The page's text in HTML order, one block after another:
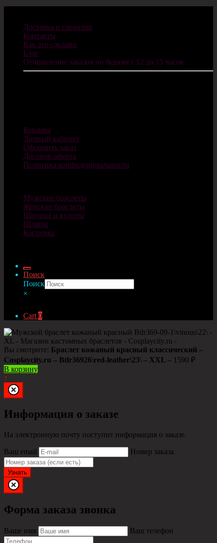
Доставка и гарантии
Контакты
Как это сделано
Блог
Отправление заказов по будням с 12 до 15 часов.
Корзина
Личный кабинет
Оформить заказ
Договор оферта
Политика конфиденциальности
Мужские браслеты
Женские браслеты
Шнурки и кулоны
Шляпы
Костюмы
Поиск
Поиск
×
Cart 0
Вы смотрите: Браслет кожаный красный классический –
Cosplaycity.ru – Btlr36926\red-leather\23\ – XXL – 1590 ₽
В корзину
↑
Информация о заказе
На электронную почту поступит информация о заказе.
Ваш email Номер заказа
Узнать
Форма заказа звонка
Ваше имя Ваш телефон